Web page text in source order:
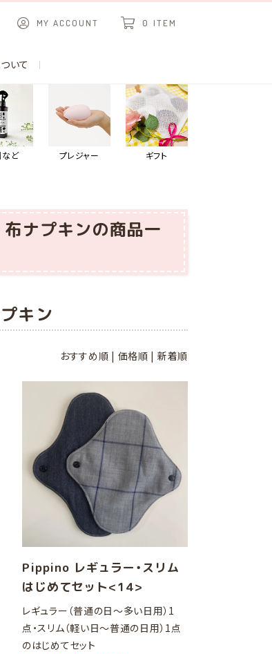
MY ACCOUNT 0 ITEM
いて
など プレジャー ギフト
ナプキンの商品一
キン
おすすめ順 | 価格順 | 新着順
Pippino レギュラー・スリム
はじめてセット<14>
レギュラー（普通の日～多い日用）1
点・スリム（軽い日～普通の日用）1点
のはじめてセット